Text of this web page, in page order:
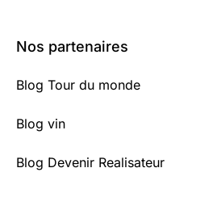
Nos partenaires
Blog Tour du monde
Blog vin
Blog Devenir Realisateur